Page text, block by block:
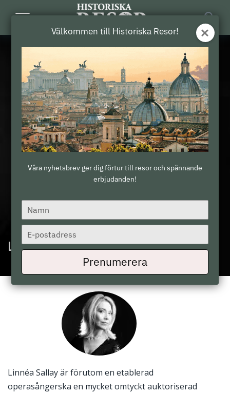
Linnea Sallay
Linnéa Sallay är förutom en etablerad
operasångerska en mycket omtyckt auktoriserad
Välkommen till Historiska Resor!
Våra nyhetsbrev ger dig förtur till resor och spännande
erbjudanden!
Type
your
name
Type
your
email
Prenumerera